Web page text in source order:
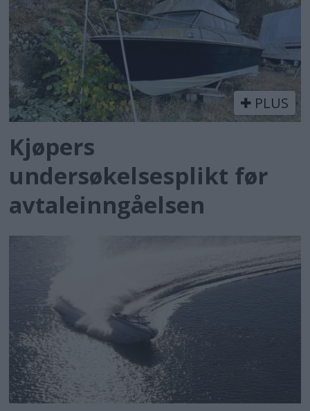
PLUS
Kjøpers
undersøkelsesplikt før
avtaleinngåelsen